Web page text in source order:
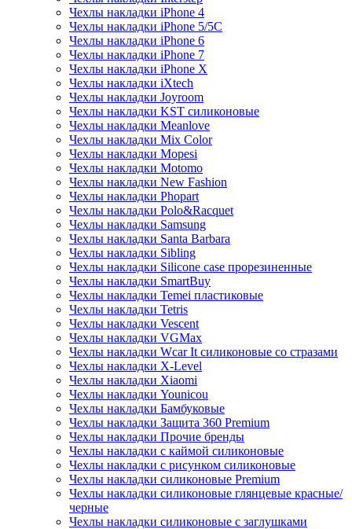
Чехлы накладки iPhone 4
Чехлы накладки iPhone 5/5С
Чехлы накладки iPhone 6
Чехлы накладки iPhone 7
Чехлы накладки iPhone X
Чехлы накладки iXtech
Чехлы накладки Joyroom
Чехлы накладки KST силиконовые
Чехлы накладки Meanlove
Чехлы накладки Mix Color
Чехлы накладки Mopesi
Чехлы накладки Motomo
Чехлы накладки New Fashion
Чехлы накладки Phopart
Чехлы накладки Polo&Racquet
Чехлы накладки Samsung
Чехлы накладки Santa Barbara
Чехлы накладки Sibling
Чехлы накладки Silicone case прорезиненные
Чехлы накладки SmartBuy
Чехлы накладки Temei пластиковые
Чехлы накладки Tetris
Чехлы накладки Vescent
Чехлы накладки VGMax
Чехлы накладки Wcar It силиконовые со стразами
Чехлы накладки X-Level
Чехлы накладки Xiaomi
Чехлы накладки Younicou
Чехлы накладки Бамбуковые
Чехлы накладки Защита 360 Premium
Чехлы накладки Прочие бренды
Чехлы накладки с каймой силиконовые
Чехлы накладки с рисунком силиконовые
Чехлы накладки силиконовые Premium
Чехлы накладки силиконовые глянцевые красные/
черные
Чехлы накладки силиконовые с заглушками